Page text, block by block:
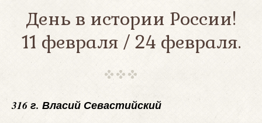
День в истории России!
11 февраля / 24 февраля.
316 г. Власий Севастийский